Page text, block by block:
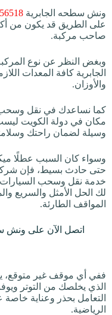
ونش سطحه الجابرية
على الطريق قد يكون من
صاحب مركبة.
وبغض النظر عن نوع
الجابرية كافة المعدات
والأوزان.
كما نساعدك في نقل
مكان في دولة الكويت
وسيلة لضمان راحتك
وسواء كان السبب عطلًا
حتى حادث بسيط، فإن
خدمة نقل وسحب السيارات
لك الحل الأمثل والسريع
المواقف الطارئة.
اتصل الآن على ونش
ففي أي موقف غير متوقع،
الذي يخلصك من التوتر
التعامل بحذر وعناية خاصة
الرياضية.